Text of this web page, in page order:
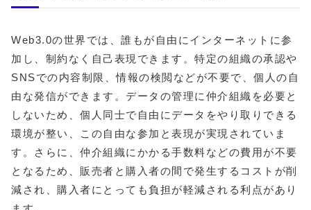
Web3.0の世界では、誰もが自由にインターネットに参
加し、制約なく自己表現できます。特定の組織の承認や
SNSでの内容制限、情報の検閲などが不要で、個人の自
由な発信ができます。 データの管理に仲介組織を必要と
しないため、個人同士で自由にデータをやり取りできる
環境が整い、この自由な参加と表現が実現されていま
す。
さらに、仲介組織にかかる手数料などの費用が不要
となるため、販売者と購入者の間で発生するコストが削
減され、購入者にとっても負担が軽減される利点があり